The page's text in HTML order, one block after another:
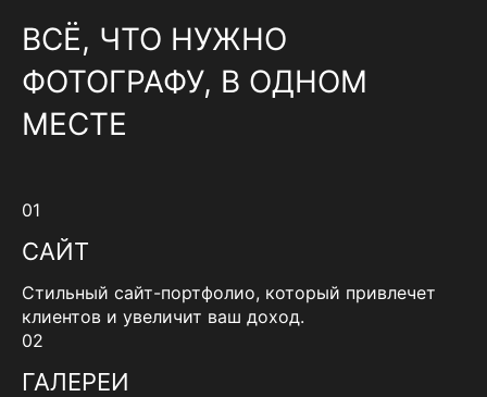
ВСЁ, ЧТО НУЖНО
ФОТОГРАФУ, В ОДНОМ
МЕСТЕ
01
САЙТ
Стильный сайт-портфолио, который привлечет
клиентов и увеличит ваш доход.
02
ГАЛЕРЕИ